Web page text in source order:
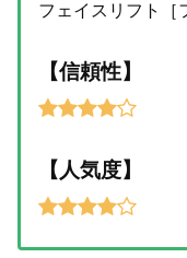
フェイスリフト
【信頼性】
【人気度】